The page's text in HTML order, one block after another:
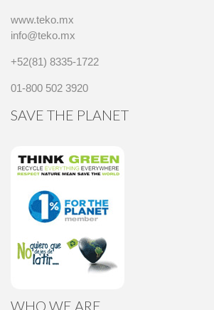
www.teko.mx
info@teko.mx
+52(81) 8335-1722
01-800 502 3920
SAVE THE PLANET
WHO WE ARE